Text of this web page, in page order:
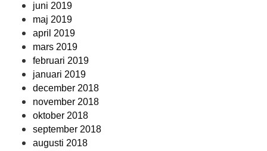
juni 2019
maj 2019
april 2019
mars 2019
februari 2019
januari 2019
december 2018
november 2018
oktober 2018
september 2018
augusti 2018